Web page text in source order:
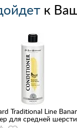
к
Traditional Line
для средней